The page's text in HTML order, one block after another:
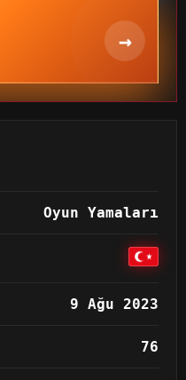
→
Oyun Yamaları
9 Ağu 2023
76